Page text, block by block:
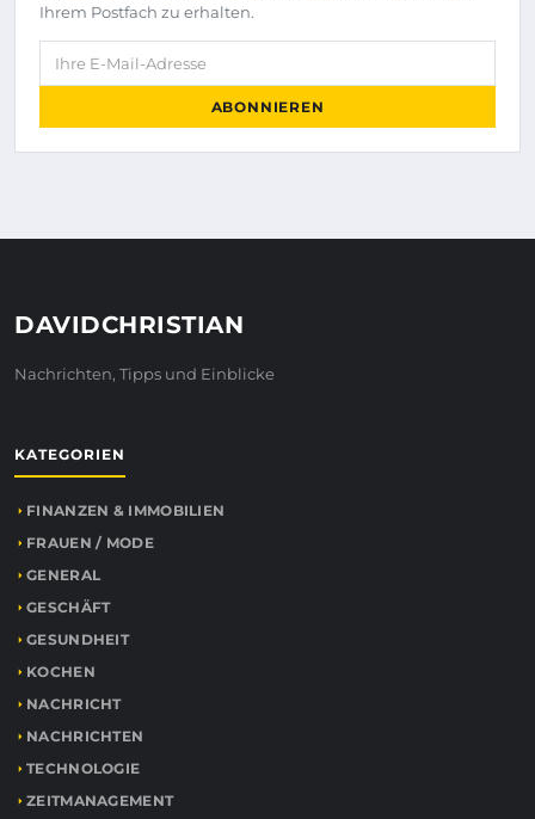
Ihrem Postfach zu erhalten.
Ihre E-Mail-Adresse
ABONNIEREN
DAVIDCHRISTIAN
Nachrichten, Tipps und Einblicke
KATEGORIEN
FINANZEN & IMMOBILIEN
FRAUEN / MODE
GENERAL
GESCHÄFT
GESUNDHEIT
KOCHEN
NACHRICHT
NACHRICHTEN
TECHNOLOGIE
ZEITMANAGEMENT